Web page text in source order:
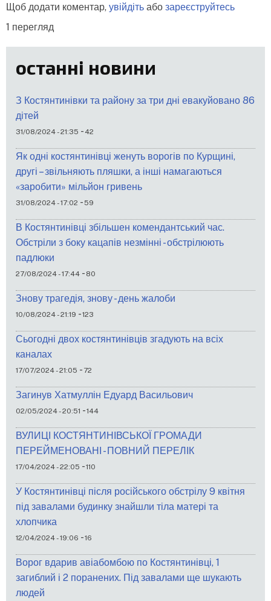
Щоб додати коментар, увійдіть або зареєструйтесь
1 перегляд
останні новини
З Костянтинівки та району за три дні евакуйовано 86
дітей
31/08/2024 - 21:35 - 42
Як одні костянтинівці женуть ворогів по Курщині,
другі – звільняють пляшки, а інші намагаються
«заробити» мільйон гривень
31/08/2024 - 17:02 -59
В Костянтинівці збільшен комендантський час.
Обстріли з боку кацапів незмінні - обстрілюють
падлюки
27/08/2024 - 17:44 - 80
Знову трагедія, знову - день жалоби
10/08/2024 - 21:19 -123
Сьогодні двох костянтинівців згадують на всіх
каналах
17/07/2024 - 21:05 - 72
Загинув Хатмуллін Едуард Васильович
02/05/2024 - 20:51 -144
ВУЛИЦІ КОСТЯНТИНІВСЬКОЇ ГРОМАДИ
ПЕРЕЙМЕНОВАНІ - ПОВНИЙ ПЕРЕЛІК
17/04/2024 - 22:05 -110
У Костянтинівці після російського обстрілу 9 квітня
під завалами будинку знайшли тіла матері та
хлопчика
12/04/2024 - 19:06 -16
Ворог вдарив авіабомбою по Костянтинівці, 1
загиблий і 2 поранених. Під завалами ще шукають
людей